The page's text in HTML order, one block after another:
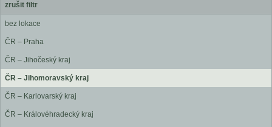
zrušit filtr
bez lokace
ČR – Praha
ČR – Jihočeský kraj
ČR – Jihomoravský kraj
ČR – Karlovarský kraj
ČR – Královéhradecký kraj